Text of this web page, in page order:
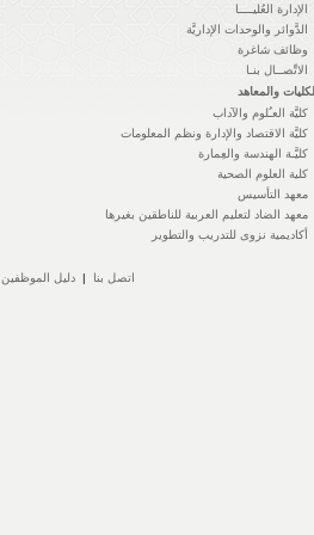
الإدارة العُليــــا
الدَّوائر والوحدات الإداريَّة
وظائف شاغرة
الاتِّصــال بنـا
الكليات والمعاهد
كليَّة العـُلوم والآداب
كليَّة الاقتصاد والإدارة ونظم المعلومات
كليَّـة الهندسة والعِمارة
كلية العلوم الصحية
معهد التأسيس
معهد الضاد لتعليم العربية للناطقين بغيرها
أكاديمية نزوى للتدريب والتطوير
اتصل بنا | دليل الموظفين